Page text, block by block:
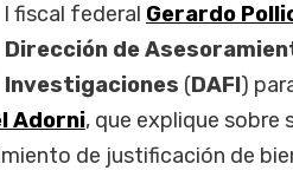
l fiscal federal Gerardo
Dirección de
Investigaciones (DAFI)
Adorni, que explique sobre
de justificación de